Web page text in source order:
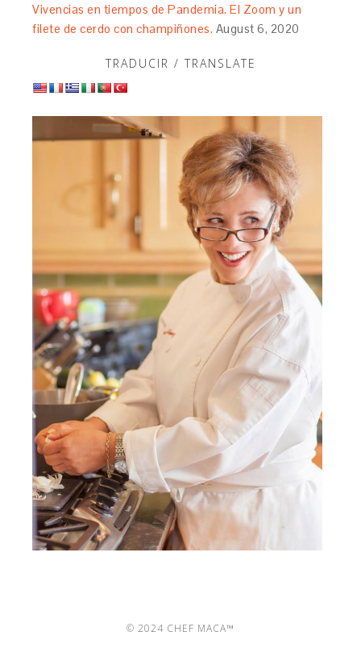
Vivencias en tiempos de Pandemia. El Zoom y un
filete de cerdo con champiñones. August 6, 2020
TRADUCIR / TRANSLATE
© 2024 CHEF MACA™